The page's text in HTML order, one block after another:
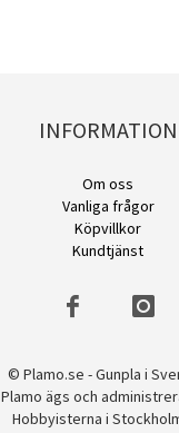
INFORMATION
Om oss
Vanliga frågor
Köpvillkor
Kundtjänst
© Plamo.se - Gunpla i
Plamo ägs och
Hobbyisterna i